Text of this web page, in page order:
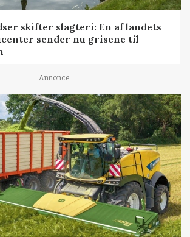
skifter slagteri: En af landets
sender nu grisene til
Annonce